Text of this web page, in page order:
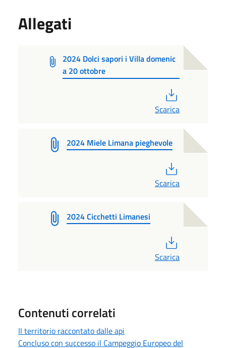
Allegati
2024 Dolci sapori i Villa domenic
a 20 ottobre
Scarica
2024 Miele Limana pieghevole
Scarica
2024 Cicchetti Limanesi
Scarica
Contenuti correlati
Il territorio raccontato dalle api
Concluso con successo il Campeggio Europeo del